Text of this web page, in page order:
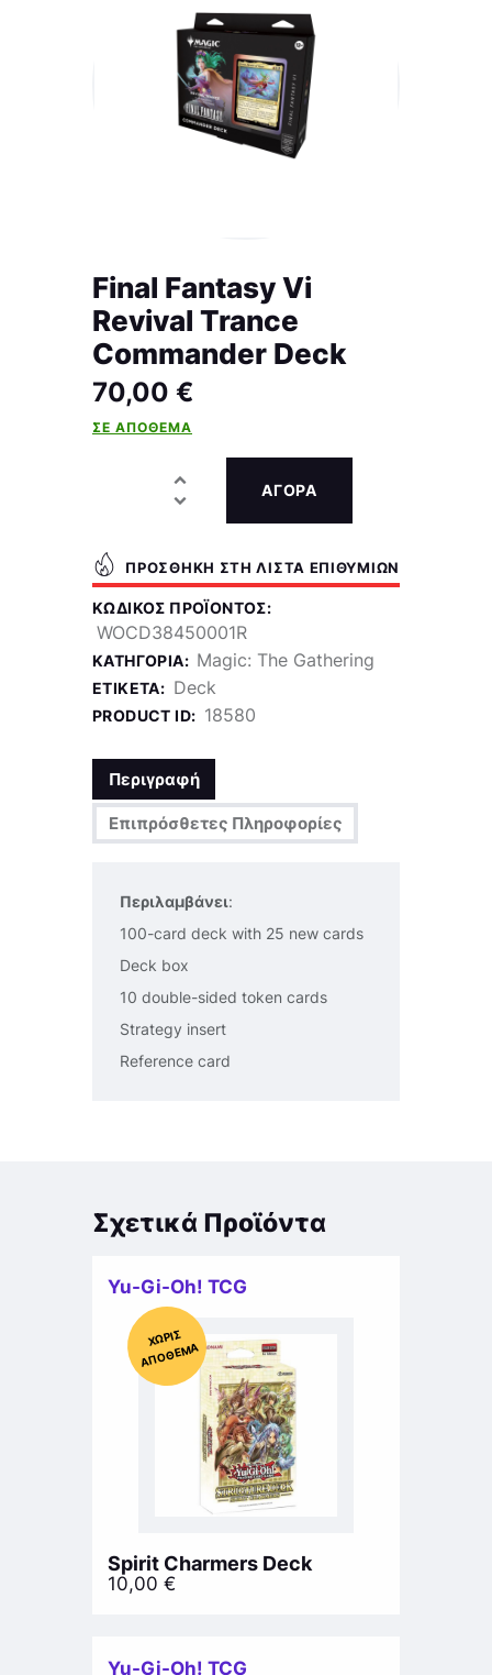
Final Fantasy Vi
Revival Trance
Commander Deck
70,00 €
ΣΕ ΑΠΌΘΕΜΑ
ΑΓΟΡΑ
ΠΡΟΣΘΉΚΗ ΣΤΗ ΛΊΣΤΑ ΕΠΙΘΥΜΙΏΝ
ΚΩΔΙΚΌΣ ΠΡΟΪΌΝΤΟΣ:
WOCD38450001R
ΚΑΤΗΓΟΡΊΑ: Magic: The Gathering
ΕΤΙΚΈΤΑ: Deck
PRODUCT ID: 18580
Περιγραφή
Επιπρόσθετες Πληροφορίες
Περιλαμβάνει:
100-card deck with 25 new cards
Deck box
10 double-sided token cards
Strategy insert
Reference card
Σχετικά Προϊόντα
Yu-Gi-Oh! TCG
Χ
ΩΡΊΣ
Α
Π
Ό
ΘΕ
ΜΑ
Spirit Charmers Deck
10,00 €
Yu-Gi-Oh! TCG